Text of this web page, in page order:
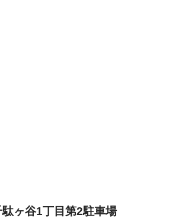
ヶ谷1丁目第2駐車場